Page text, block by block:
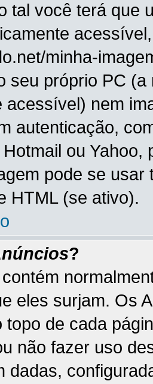
tal você terá que
minha-
seu próprio PC
acessível) nem
autenticação,
ou
pode se
HTML (se ativo).
?
eles surjam. Os
topo de cada
não fazer uso
dadas,